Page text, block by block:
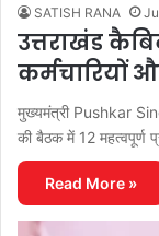
SATISH RANA
उत्तराखंड
कर्मचारियों
मुख्यमंत्री Pushkar
की बैठक में 12 महत्वपूर्ण
Read More »